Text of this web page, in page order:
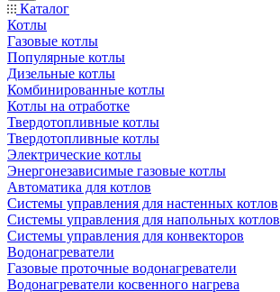
Каталог
Котлы
Газовые котлы
Популярные котлы
Дизельные котлы
Комбинированные котлы
Котлы на отработке
Твердотопливные котлы
Твердотопливные котлы
Электрические котлы
Энергонезависимые газовые котлы
Автоматика для котлов
Системы управления для настенных котлов
Системы управления для напольных котлов
Системы управления для конвекторов
Водонагреватели
Газовые проточные водонагреватели
Водонагреватели косвенного нагрева